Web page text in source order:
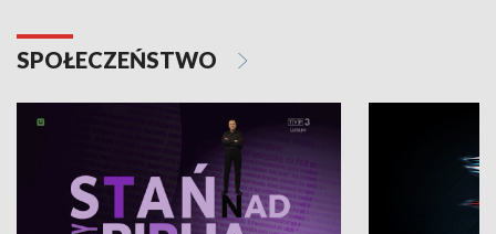
SPOŁECZEŃSTWO